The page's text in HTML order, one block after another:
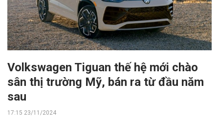
Volkswagen Tiguan thế hệ mới chào
sân thị trường Mỹ, bán ra từ đầu năm
sau
17:15 23/11/2024